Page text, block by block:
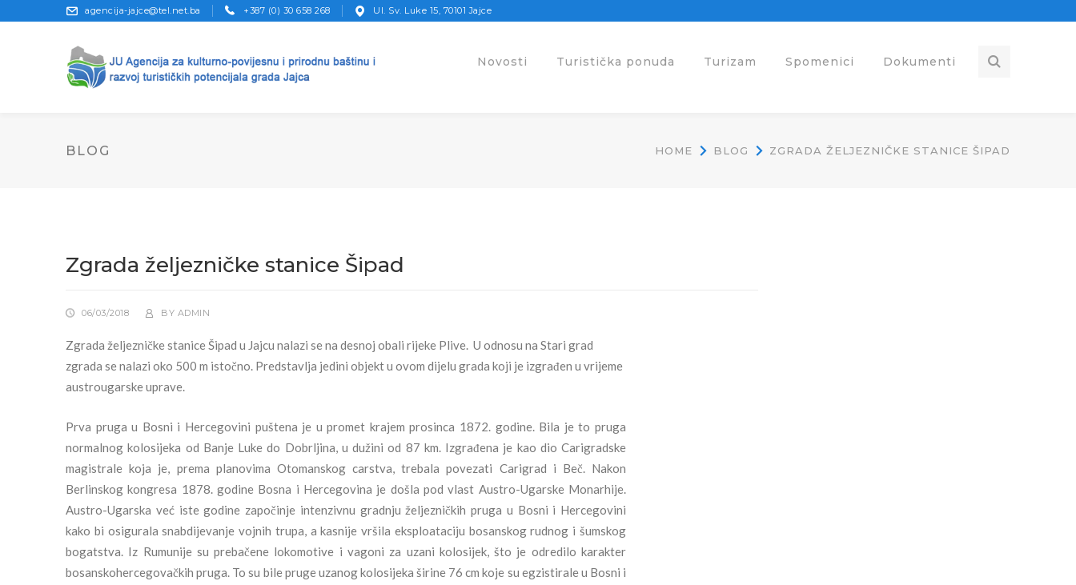
agencija-jajce@tel.net.ba +387 (0) 30 658 268 Ul. Sv. Luke 15, 70101 Jajce
Novosti Turistička ponuda Turizam Spomenici Dokumenti
BLOG HOME BLOG ZGRADA ŽELJEZNIČKE STANICE ŠIPAD
Zgrada željezničke stanice Šipad
06/03/2018 BY ADMIN
Zgrada željezničke stanice Šipad u Jajcu nalazi se na desnoj obali rijeke Plive. U odnosu na Stari grad
zgrada se nalazi oko 500 m istočno. Predstavlja jedini objekt u ovom dijelu grada koji je izgrađen u vrijeme
austrougarske uprave.
Prva pruga u Bosni i Hercegovini puštena je u promet krajem prosinca 1872. godine. Bila je to pruga
normalnog kolosijeka od Banje Luke do Dobrljina, u dužini od 87 km. Izgrađena je kao dio Carigradske
magistrale koja je, prema planovima Otomanskog carstva, trebala povezati Carigrad i Beč. Nakon
Berlinskog kongresa 1878. godine Bosna i Hercegovina je došla pod vlast Austro-Ugarske Monarhije.
Austro-Ugarska već iste godine započinje intenzivnu gradnju željezničkih pruga u Bosni i Hercegovini
kako bi osigurala snabdijevanje vojnih trupa, a kasnije vršila eksploataciju bosanskog rudnog i šumskog
bogatstva. Iz Rumunije su prebačene lokomotive i vagoni za uzani kolosijek, što je odredilo karakter
bosanskohercegovačkih pruga. To su bile pruge uzanog kolosijeka širine 76 cm koje su egzistirale u Bosni i